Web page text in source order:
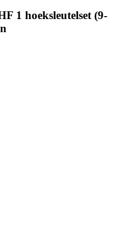
1 hoeksleutelset (9-